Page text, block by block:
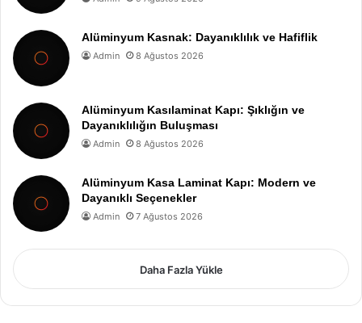
Alüminyum Kasnak: Dayanıklılık ve Hafiflik
Admin 8 Ağustos 2026
Alüminyum Kasılaminat Kapı: Şıklığın ve
Dayanıklılığın Buluşması
Admin 8 Ağustos 2026
Alüminyum Kasa Laminat Kapı: Modern ve
Dayanıklı Seçenekler
Admin 7 Ağustos 2026
Daha Fazla Yükle